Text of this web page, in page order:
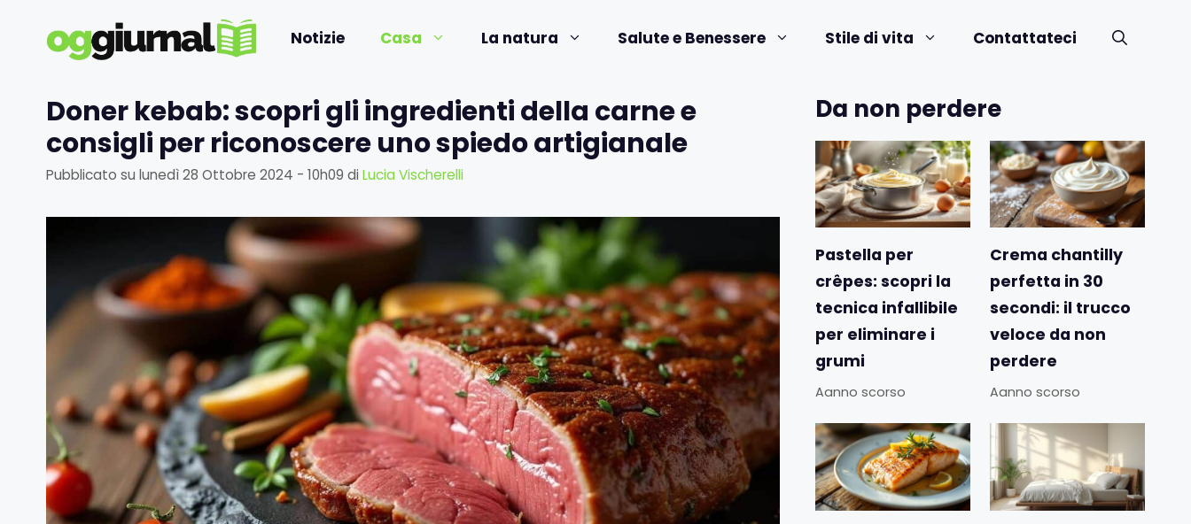
contenuto
Notizie Casa La natura Salute e Benessere Stile di vita Contattateci
Doner kebab: scopri gli ingredienti della carne e
consigli per riconoscere uno spiedo artigianale
Pubblicato su lunedì 28 Ottobre 2024 - 10h09 di Lucia Vischerelli
Da non perdere
Pastella per
crêpes: scopri la
tecnica infallibile
per eliminare i
grumi
Aanno scorso
Crema chantilly
perfetta in 30
secondi: il trucco
veloce da non
perdere
Aanno scorso